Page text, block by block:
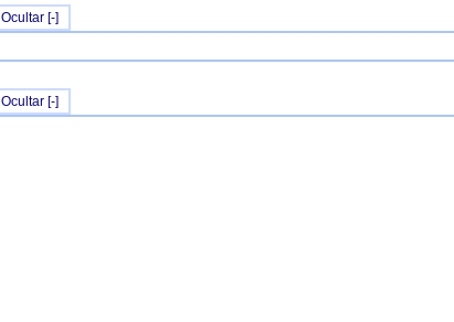
Ocultar [-]
Ocultar [-]